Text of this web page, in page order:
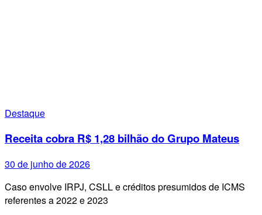
Destaque
Receita cobra R$ 1,28 bilhão do Grupo Mateus
30 de junho de 2026
Caso envolve IRPJ, CSLL e créditos presumidos de ICMS
referentes a 2022 e 2023